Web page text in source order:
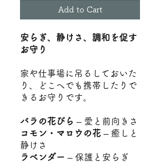
Add to Cart
安らぎ、静けさ、調和を促す
お守り
家や仕事場に吊るしておいた
り、どこへでも携帯したりで
きるお守りです。
バラの花びら – 愛と前向きさ
コモン・マロウの花 – 癒しと
静けさ
ラベンダー – 保護と安らぎ